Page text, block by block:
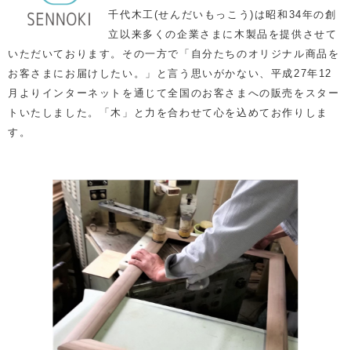
千代木工(せんだいもっこう)は昭和34年の創
立以来多くの企業さまに木製品を提供させて
いただいております。その一方で「自分たちのオリジナル商品を
お客さまにお届けしたい。」と言う思いがかない、平成27年12
月よりインターネットを通じて全国のお客さまへの販売をスター
トいたしました。「木」と力を合わせて心を込めてお作りしま
す。